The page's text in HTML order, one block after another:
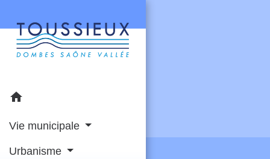
home
Vie municipale
Urbanisme